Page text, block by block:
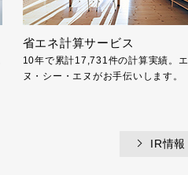
省エネ計算サービス
10年で累計17,731件の計算実績。エ
ヌ・シー・エヌがお手伝いします。
IR情報